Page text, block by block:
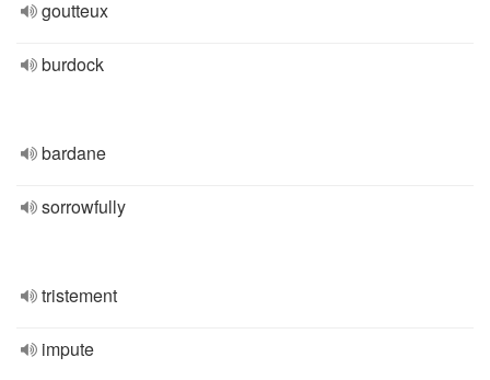
goutteux
burdock
bardane
sorrowfully
tristement
impute